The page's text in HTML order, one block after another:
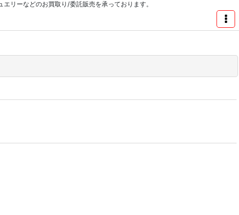
リーなどのお買取り/委託販売を承っております。